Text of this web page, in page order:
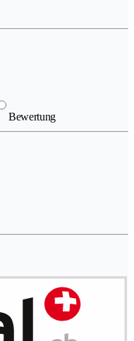
Bewertung